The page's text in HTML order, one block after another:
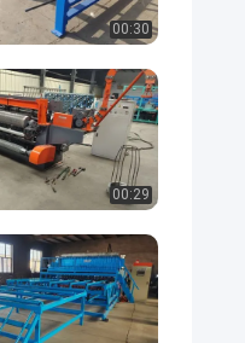
00:30
00:29